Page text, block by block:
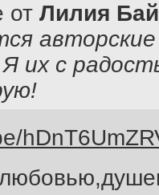
от Лилия
их с